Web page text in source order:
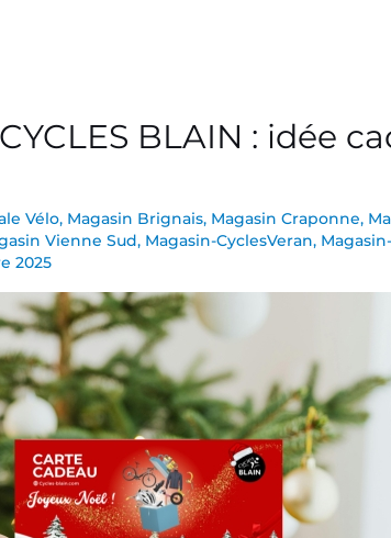
BLAIN : idée
Vélo, Magasin Brignais, Magasin Craponne,
Vienne Sud, Magasin-CyclesVeran,
2025